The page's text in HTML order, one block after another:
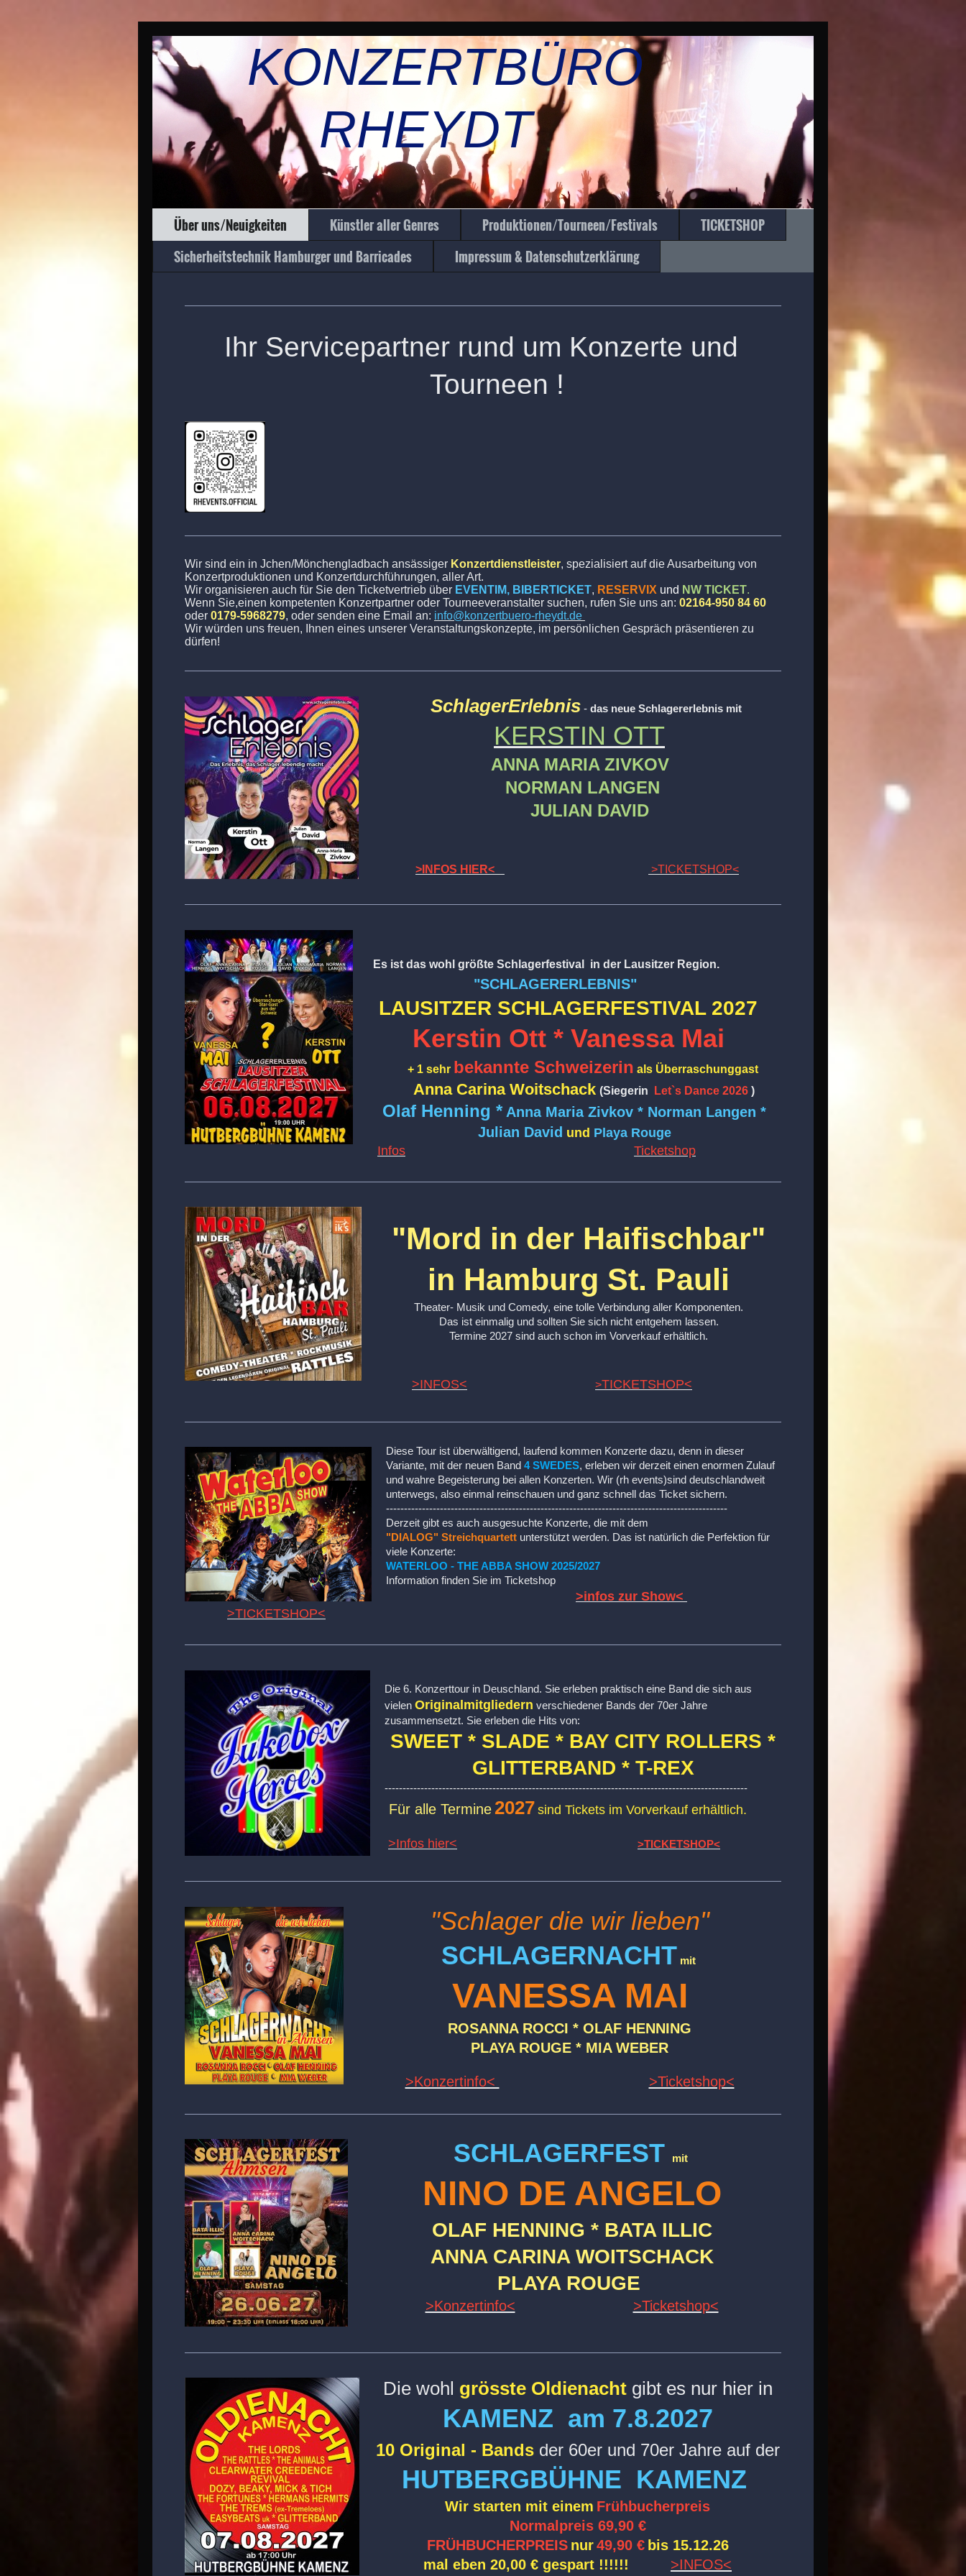
KONZERTBÜRO
RHEYDT
Über uns/Neuigkeiten Künstler aller Genres Produktionen/Tourneen/Festivals
TICKETSHOP
Sicherheitstechnik Hamburger und Barricades
Impressum & Datenschutzerklärung
Ihr Servicepartner rund um Konzerte und
Tourneen !
Wir sind ein in Jchen/Mönchengladbach ansässiger Konzertdienstleister, spezialisiert auf die Ausarbeitung von
Konzertproduktionen und Konzertdurchführungen, aller Art.
Wir organisieren auch für Sie den Ticketvertrieb über EVENTIM, BIBERTICKET, RESERVIX und NW TICKET.
Wenn Sie,einen kompetenten Konzertpartner oder Tourneeveranstalter suchen, rufen Sie uns an: 02164-950 84 60
oder 0179-5968279, oder senden eine Email an: info@konzertbuero-rheydt.de
Wir würden uns freuen, Ihnen eines unserer Veranstaltungskonzepte, im persönlichen Gespräch präsentieren zu
dürfen!
SchlagerErlebnis- das neue Schlagererlebnis mit
KERSTIN OTT
ANNA MARIA ZIVKOV
NORMAN LANGEN
JULIAN DAVID
>INFOS HIER< >TICKETSHOP<
Es ist das wohl größte Schlagerfestival in der Lausitzer Region.
"SCHLAGERERLEBNIS"
LAUSITZER SCHLAGERFESTIVAL 2027
Kerstin Ott * Vanessa Mai
+ 1 sehr bekannte Schweizerin als Überraschunggast
Anna Carina Woitschack (Siegerin Let`s Dance 2026 )
Olaf Henning * Anna Maria Zivkov * Norman Langen *
Julian David und Playa Rouge
Infos
Ticketshop
"Mord in der Haifischbar"
in Hamburg St. Pauli
Theater- Musik und Comedy, eine tolle Verbindung aller Komponenten.
Das ist einmalig und sollten Sie sich nicht entgehem lassen.
Termine 2027 sind auch schon im Vorverkauf erhältlich.
>INFOS< >TICKETSHOP<
Diese Tour ist überwältigend, laufend kommen Konzerte dazu, denn in dieser
Variante, mit der neuen Band 4 SWEDES, erleben wir derzeit einen enormen Zulauf
und wahre Begeisterung bei allen Konzerten. Wir (rh events)sind deutschlandweit
unterwegs, also einmal reinschauen und ganz schnell das Ticket sichern.
-----------------------------------------------------------------------------------------------
Derzeit gibt es auch ausgesuchte Konzerte, die mit dem
"DIALOG" Streichquartett unterstützt werden. Das ist natürlich die Perfektion für
viele Konzerte:
WATERLOO - THE ABBA SHOW 2025/2027
Information finden Sie im Ticketshop
>infos zur Show<
>TICKETSHOP<
Die 6. Konzerttour in Deuschland. Sie erleben praktisch eine Band die sich aus
vielen Originalmitgliedern verschiedener Bands der 70er Jahre
zusammensetzt. Sie erleben die Hits von:
SWEET * SLADE * BAY CITY ROLLERS *
GLITTERBAND * T-REX
-----------------------------------------------------------------------------------------------------
Für alle Termine 2027 sind Tickets im Vorverkauf erhältlich.
>Infos hier< >TICKETSHOP<
"Schlager die wir lieben"
SCHLAGERNACHT mit
VANESSA MAI
ROSANNA ROCCI * OLAF HENNING
PLAYA ROUGE * MIA WEBER
>Konzertinfo< >​Ticketshop<
SCHLAGERFEST mit
NINO DE ANGELO
OLAF HENNING * BATA ILLIC
ANNA CARINA WOITSCHACK
PLAYA ROUGE
>Konzertinfo< >Ticketshop<
Die wohl grösste Oldienachtgibt es nur hier in
KAMENZ am 7.8.2027
10 Original - Bandsder 60er und 70er Jahre auf der
HUTBERGBÜHNE KAMENZ
Wir starten mit einem Frühbucherpreis
Normalpreis 69,90 €
FRÜHBUCHERPREIS nur 49,90 € bis 15.12.26
mal eben 20,00 € gespart !!!!!!
>INFOS<